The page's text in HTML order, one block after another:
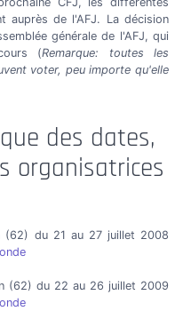
auprès de l'AFJ. La décision
générale de l'AFJ, qui
(Remarque: toutes les
voter, peu importe qu'elle
des dates,
organisatrices
(62) du 21 au 27 juillet 2008
(62) du 22 au 26 juillet 2009